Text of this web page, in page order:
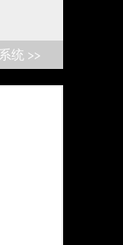
统 >>
中具有
选项